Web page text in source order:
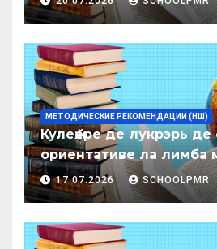
МЕТОДИЧЕСКИЕ РЕКОМЕНДАЦИИ (НШ)
Кулеӂере де лукрэрь де
ориентативе ла лимба
пентру елевий
организациилор де
17.07.2026 SCHOOLPMR